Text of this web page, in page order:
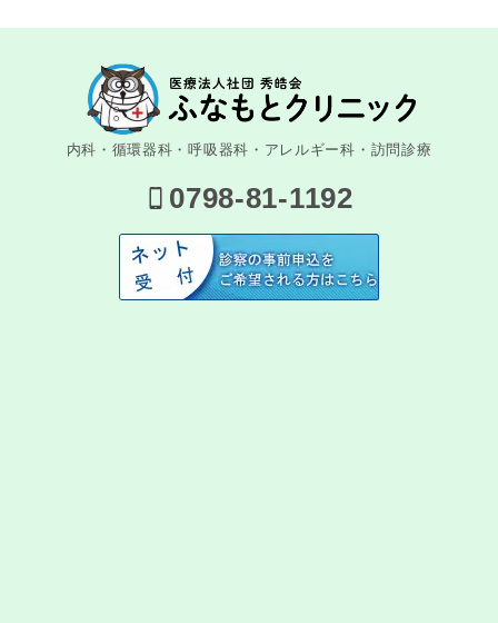
内科・循環器科・呼吸器科・アレルギー科・訪問診療
0798-81-1192